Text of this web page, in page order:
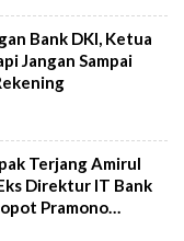
Bank DKI, Ketua
Jangan Sampai
Terjang Amirul
Direktur IT Bank
Pramono